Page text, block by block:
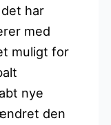
har
med
muligt for
nye
den